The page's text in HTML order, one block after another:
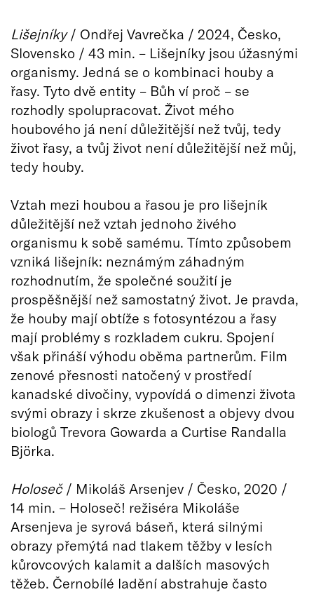
Lišejníky/ Ondřej Vavrečka / 2024, Česko,
Slovensko / 43 min. – Lišejníky jsou úžasnými
organismy. Jedná se o kombinaci houby a
řasy. Tyto dvě entity – Bůh ví proč – se
rozhodly spolupracovat. Život mého
houbového já není důležitější než tvůj, tedy
život řasy, a tvůj život není důležitější než můj,
tedy houby.
Vztah mezi houbou a řasou je pro lišejník
důležitější než vztah jednoho živého
organismu k sobě samému. Tímto způsobem
vzniká lišejník: neznámým záhadným
rozhodnutím, že společné soužití je
prospěšnější než samostatný život. Je pravda,
že houby mají obtíže s fotosyntézou a řasy
mají problémy s rozkladem cukru. Spojení
však přináší výhodu oběma partnerům. Film
zenové přesnosti natočený v prostředí
kanadské divočiny, vypovídá o dimenzi života
svými obrazy i skrze zkušenost a objevy dvou
biologů Trevora Gowarda a Curtise Randalla
Björka.
Holoseč/ Mikoláš Arsenjev / Česko, 2020 /
14 min. – Holoseč! režiséra Mikoláše
Arsenjeva je syrová báseň, která silnými
obrazy přemýtá nad tlakem těžby v lesích
kůrovcových kalamit a dalších masových
těžeb. Černobílé ladění abstrahuje často